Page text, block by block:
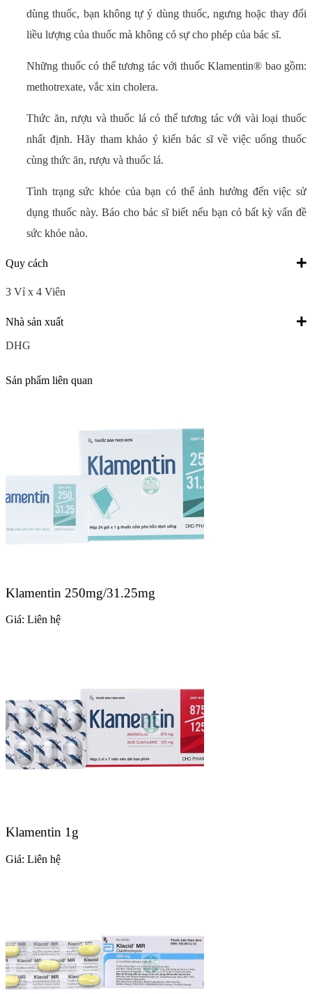
dùng thuốc, bạn không tự ý dùng thuốc, ngưng hoặc thay đổi
liều lượng của thuốc mà không có sự cho phép của bác sĩ.
Những thuốc có thể tương tác với thuốc Klamentin® bao gồm:
methotrexate, vắc xin cholera.
Thức ăn, rượu và thuốc lá có thể tương tác với vài loại thuốc
nhất định. Hãy tham khảo ý kiến bác sĩ về việc uống thuốc
cùng thức ăn, rượu và thuốc lá.
Tình trạng sức khỏe của bạn có thể ảnh hưởng đến việc sử
dụng thuốc này. Báo cho bác sĩ biết nếu bạn có bất kỳ vấn đề
sức khỏe nào.
Quy cách
3 Vỉ x 4 Viên
Nhà sản xuất
DHG
Sản phẩm liên quan
Klamentin 250mg/31.25mg
Giá: Liên hệ
Klamentin 1g
Giá: Liên hệ